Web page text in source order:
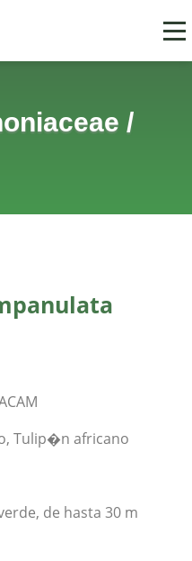
/
Tulip�n africano
de hasta 30 m